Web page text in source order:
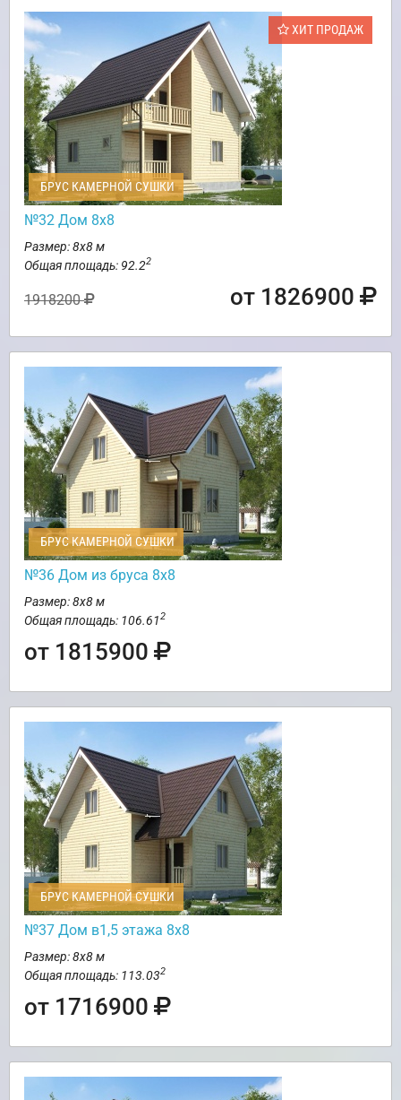
ХИТ ПРОДАЖ
БРУС КАМЕРНОЙ СУШКИ
№32 Дом 8х8
Размер: 8х8 м
Общая площадь: 92.22
1918200 от 1826900
БРУС КАМЕРНОЙ СУШКИ
№36 Дом из бруса 8х8
Размер: 8х8 м
Общая площадь: 106.612
от 1815900
БРУС КАМЕРНОЙ СУШКИ
№37 Дом в1,5 этажа 8х8
Размер: 8х8 м
Общая площадь: 113.032
от 1716900